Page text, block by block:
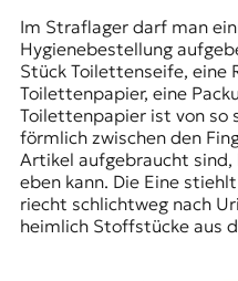
Im Straflager darf man
Hygienebestellung
Stück Toilettenseife, eine
Toilettenpapier, eine
Toilettenpapier ist von so
förmlich zwischen den
Artikel aufgebraucht
eben kann. Die Eine
riecht schlichtweg nach
heimlich Stoffstücke aus